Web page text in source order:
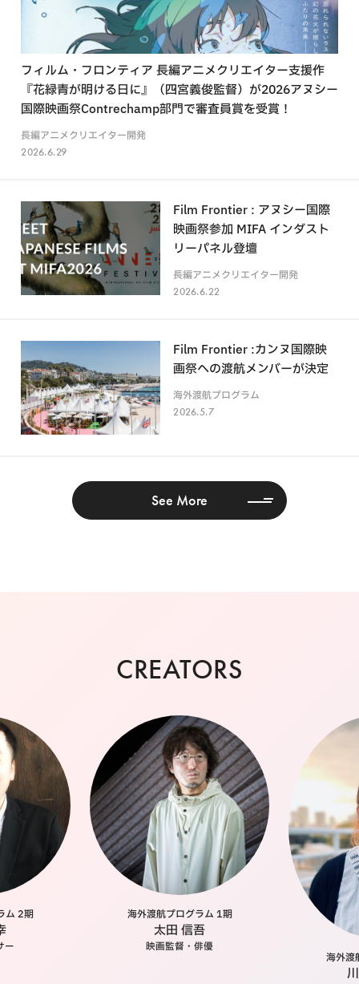
長編アニメクリエイター開発
2026.6.29
フィルム・フロンティア 長編アニメクリエイター支援作
『花緑青が明ける日に』（四宮義俊監督）が2026アヌシー
国際映画祭Contrechamp部門で審査員賞を受賞！
長編アニメクリエイター開発
2026.6.22
Film Frontier : アヌシー国際
映画祭参加 MIFA インダスト
リーパネル登壇
海外渡航プログラム
2026.5.7
Film Frontier :カンヌ国際映
画祭への渡航メンバーが決定
See More
CREATORS
ム 2期
ー
海外渡航プログラム 1期
太田 信吾
映画監督・俳優
海外渡